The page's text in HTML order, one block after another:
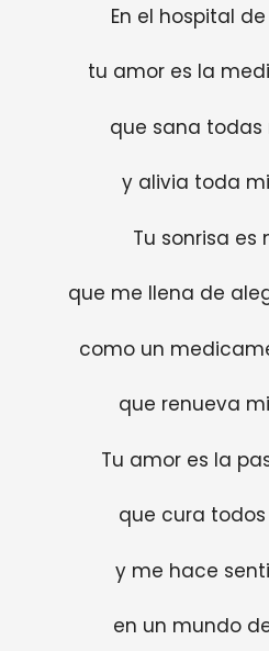
En el hospital
tu amor es la
que sana todas
y alivia toda
Tu sonrisa es
que me llena de
como un
que renueva
Tu amor es la
que cura
y me hace
en un mundo